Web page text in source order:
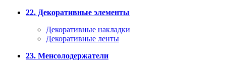
22. Декоративные элементы
Декоративные накладки
Декоративные ленты
23. Менсолодержатели